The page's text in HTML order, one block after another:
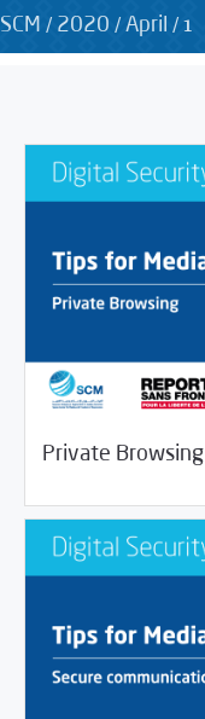
SCM / 2020 / April /1
Private Browsing